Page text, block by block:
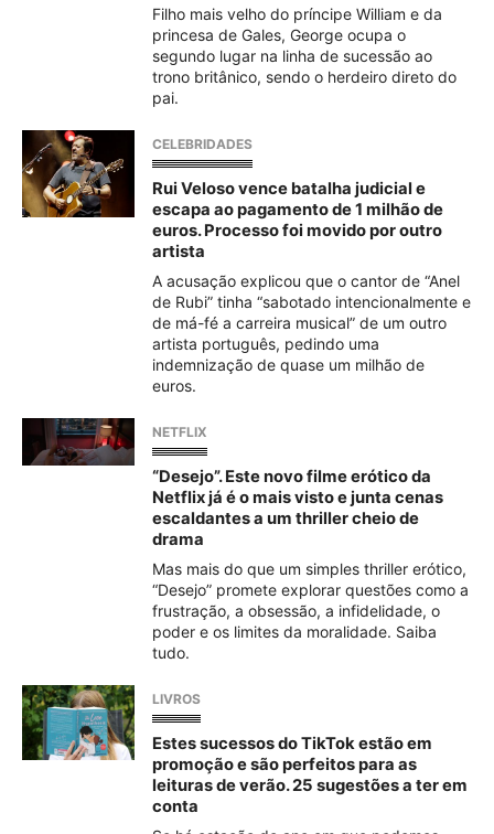
Filho mais velho do príncipe William e da
princesa de Gales, George ocupa o
segundo lugar na linha de sucessão ao
trono britânico, sendo o herdeiro direto do
pai.
CELEBRIDADES
Rui Veloso vence batalha judicial e
escapa ao pagamento de 1 milhão de
euros. Processo foi movido por outro
artista
A acusação explicou que o cantor de “Anel
de Rubi” tinha “sabotado intencionalmente e
de má-fé a carreira musical” de um outro
artista português, pedindo uma
indemnização de quase um milhão de
euros.
NETFLIX
“Desejo”. Este novo filme erótico da
Netflix já é o mais visto e junta cenas
escaldantes a um thriller cheio de
drama
Mas mais do que um simples thriller erótico,
“Desejo” promete explorar questões como a
frustração, a obsessão, a infidelidade, o
poder e os limites da moralidade. Saiba
tudo.
LIVROS
Estes sucessos do TikTok estão em
promoção e são perfeitos para as
leituras de verão. 25 sugestões a ter em
conta